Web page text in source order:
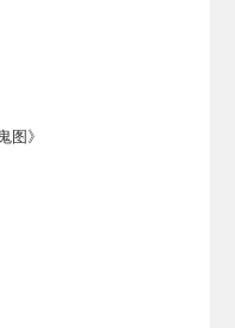
图》